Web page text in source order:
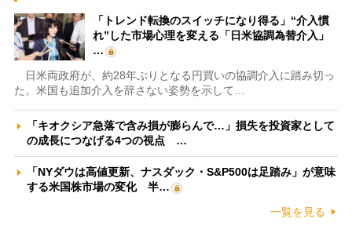
「トレンド転換のスイッチになり得る」“介入慣
れ”した市場心理を変える「日米協調為替介入」
…
日米両政府が、約28年ぶりとなる円買いの協調介入に踏み切っ
た。米国も追加介入を辞さない姿勢を示して…
「キオクシア急落で含み損が膨らんで…」損失を投資家として
の成長につなげる4つの視点 …
「NYダウは高値更新、ナスダック・S&P500は足踏み」が意味
する米国株市場の変化 半…
一覧を見る